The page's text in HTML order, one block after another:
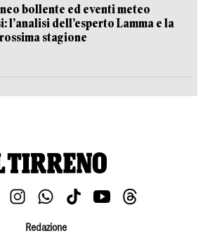
bollente ed eventi meteo
l’analisi dell’esperto Lamma e la
stagione
Redazione